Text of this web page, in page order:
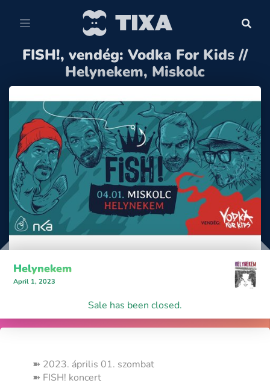
FISH!, vendég: Vodka For Kids //
Helynekem, Miskolc
Helynekem
April 1, 2023
Sale has been closed.
➽ 2023. április 01. szombat
➽ FISH! koncert